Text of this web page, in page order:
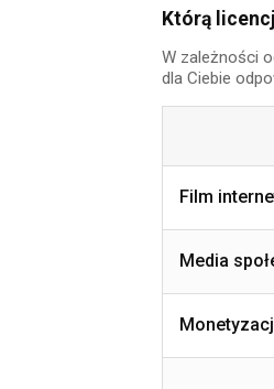
Którą
W zależności
dla Ciebie
Film
Media